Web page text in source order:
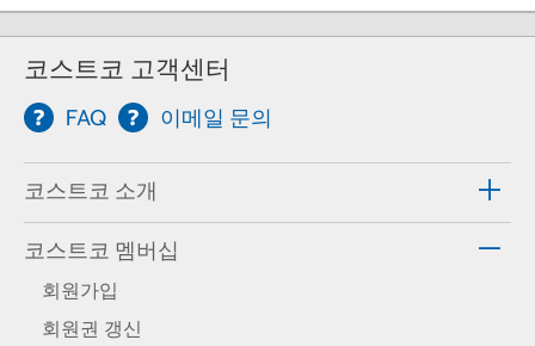
코스트코 고객센터
FAQ 이메일 문의
코스트코 소개
코스트코 멤버십
회원가입
회원권 갱신